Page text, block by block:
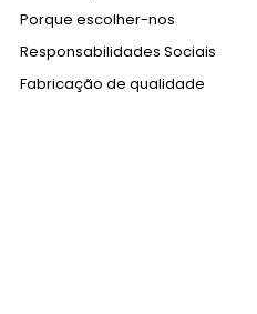
Porque escolher-nos
Responsabilidades Sociais
Fabricação de qualidade